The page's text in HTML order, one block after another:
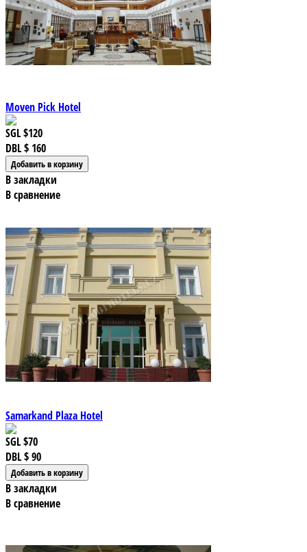
Moven Pick Hotel
SGL$120
DBL$ 160
В закладки
В сравнение
Samarkand Plaza Hotel
SGL$70
DBL$ 90
В закладки
В сравнение